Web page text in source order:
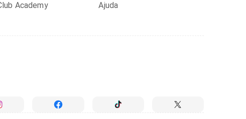
Academy
Ajuda